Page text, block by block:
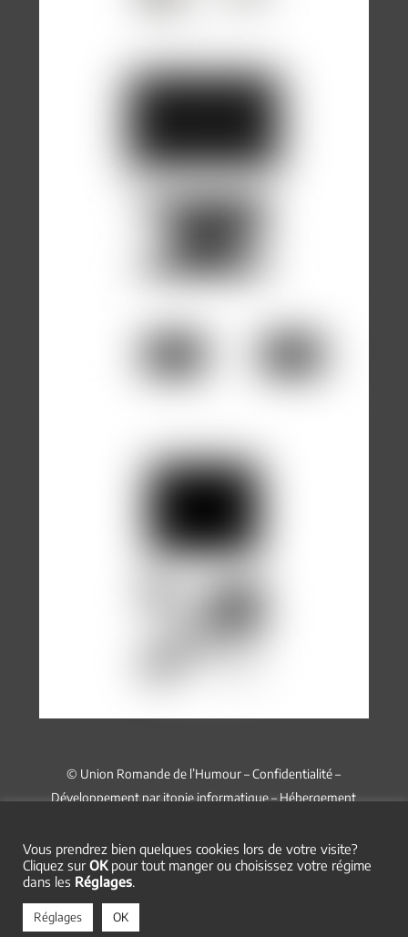
© Union Romande de l’Humour –Confidentialité–
Développement par itopie informatique– Hébergement
Vous prendrez bien quelques cookies lors de votre visite?
Cliquez surOKpour tout manger ou choisissez votre régime
dans les Réglages.
Réglages OK